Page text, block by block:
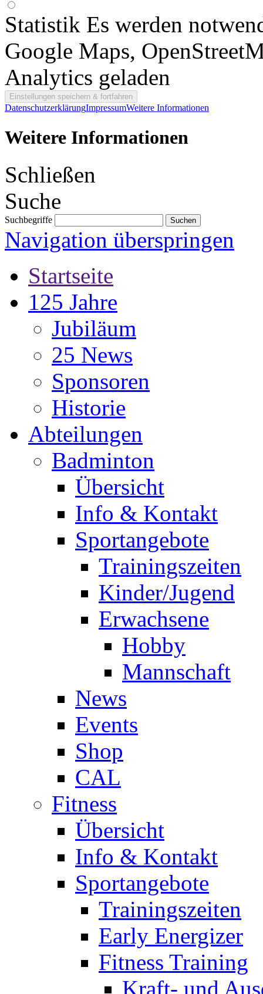
Statistik Es werden
Google Maps,
Analytics geladen
DatenschutzerklärungImpressumWeitere Informationen
Weitere Informationen
Schließen
Suche
Suchbegriffe
Navigation überspringen
Startseite
125 Jahre
Jubiläum
25 News
Sponsoren
Historie
Abteilungen
Badminton
Übersicht
Info & Kontakt
Sportangebote
Trainingszeiten
Kinder/Jugend
Erwachsene
Hobby
Mannschaft
News
Events
Shop
CAL
Fitness
Übersicht
Info & Kontakt
Sportangebote
Trainingszeiten
Early Energizer
Fitness Training
Kraft- und